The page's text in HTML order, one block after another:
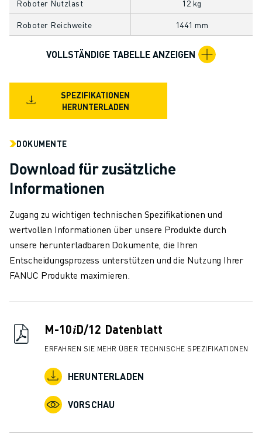
TECHNISCHE FERNUNTERSTÜTZUNG
ERSATZTEILE
WIEDERAUFBEREITUNG
DIGITALE SERVICE TOOLS
DOWNLOAD CENTER » MYFANUC
TRAINING & AUSBILDUNG
LÖSUNGEN FÜR DIE AUSBILDUNG
WORLDSKILLS & YOUNG TALENTS
BILDUNGSVERANSTALTUNGEN
NEWS & MEDIA
EVENTS
BILDUNGSVERANSTALTUNGEN
ÜBER FANUC
ÜBER FANUC
FANUC IN EUROPA
KARRIERE
GESTALTEN SIE IHRE ZUKUNFT MIT FANUC
STANDORTE
Roboter Nutzlast 12 kg
Roboter Reichweite 1441 mm
VOLLSTÄNDIGE TABELLE ANZEIGEN
SPEZIFIKATIONEN
HERUNTERLADEN
DOKUMENTE
Download für zusätzliche
Informationen
Zugang zu wichtigen technischen Spezifikationen und
wertvollen Informationen über unsere Produkte durch
unsere herunterladbaren Dokumente, die Ihren
Entscheidungsprozess unterstützen und die Nutzung Ihrer
FANUC Produkte maximieren.
M-10𝑖D/12 Datenblatt
ERFAHREN SIE MEHR ÜBER TECHNISCHE SPEZIFIKATIONEN
HERUNTERLADEN
VORSCHAU